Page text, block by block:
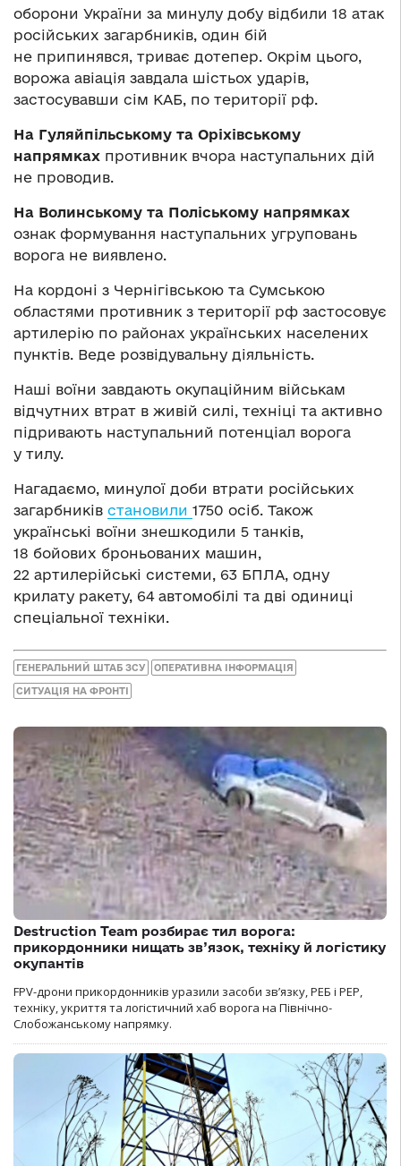
оборони України за минулу добу відбили 18 атак
російських загарбників, один бій
не припинявся, триває дотепер. Окрім цього,
ворожа авіація завдала шістьох ударів,
застосувавши сім КАБ, по території рф.
На Гуляйпільському та Оріхівському
напрямках противник вчора наступальних дій
не проводив.
На Волинському та Поліському напрямках
ознак формування наступальних угруповань
ворога не виявлено.
На кордоні з Чернігівською та Сумською
областями противник з території рф застосовує
артилерію по районах українських населених
пунктів. Веде розвідувальну діяльність.
Наші воїни завдають окупаційним військам
відчутних втрат в живій силі, техніці та активно
підривають наступальний потенціал ворога
у тилу.
Нагадаємо, минулої доби втрати російських
загарбників становили 1750 осіб. Також
українські воїни знешкодили 5 танків,
18 бойових броньованих машин,
22 артилерійські системи, 63 БПЛА, одну
крилату ракету, 64 автомобілі та дві одиниці
спеціальної техніки.
ГЕНЕРАЛЬНИЙ ШТАБ ЗСУ ОПЕРАТИВНА ІНФОРМАЦІЯ
СИТУАЦІЯ НА ФРОНТІ
Destruction Team розбирає тил ворога:
прикордонники нищать зв’язок, техніку й логістику
окупантів
FPV-дрони прикордонників уразили засоби зв’язку, РЕБ і РЕР,
техніку, укриття та логістичний хаб ворога на Північно-
Слобожанському напрямку.